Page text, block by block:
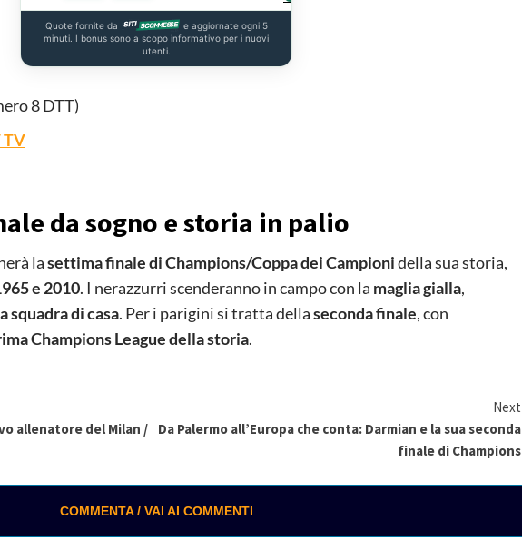
Quote fornite da
e aggiornate ogni 5
minuti. I bonus sono a scopo informativo per i nuovi
utenti.
8 DTT)
TV
da sogno e storia in palio
lasettima finale di Champions/Coppa dei Campionidella sua storia,
e 2010. I nerazzurri scenderanno in campo con la maglia gialla,
squadra di casa. Per i parigini si tratta dellaseconda finale, con
Champions League della storia.
allenatore del Milan /
Next
Da Palermo all’Europa che conta: Darmian e la sua seconda
finale di Champions
COMMENTA / VAI AI COMMENTI